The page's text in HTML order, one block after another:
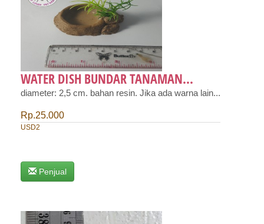
WATER DISH BUNDAR TANAMAN...
diameter: 2,5 cm. bahan resin. Jika ada warna lain...
Rp.25.000
USD2
Penjual